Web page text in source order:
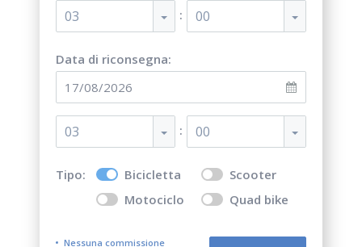
03 : 00
Data di riconsegna:
03 : 00
Tipo: Bicicletta
Scooter
Motociclo
Quad bike
Nessuna commissione